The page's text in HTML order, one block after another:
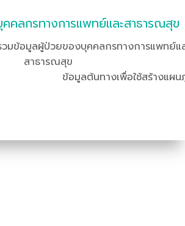
คลกรทางการแพทย์และสาธารณสุข
มข้อมูลผู้ป่วยของบุคคลกรทางการแพทย์แ
สาธารณสุข
ข้อมูลต้นทางเพื่อใช้สร้างแผ